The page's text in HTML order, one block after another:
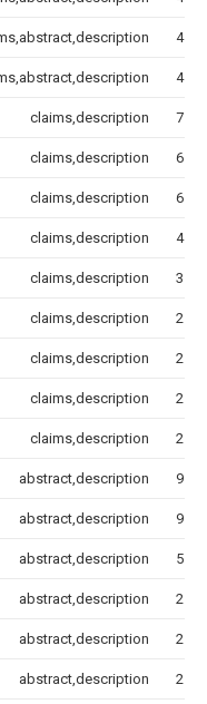
4
4
claims,description 7
claims,description 6
claims,description 6
claims,description 4
claims,description 3
claims,description 2
claims,description 2
claims,description 2
claims,description 2
abstract,description 9
abstract,description 9
abstract,description 5
abstract,description 2
abstract,description 2
abstract,description 2